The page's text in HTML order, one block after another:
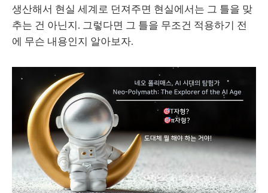
생산해서 현실 세계로 던져주면 현실에서는 그 틀을 맞
추는 건 아닌지. 그렇다면 그 틀을 무조건 적용하기 전
에 무슨 내용인지 알아보자.